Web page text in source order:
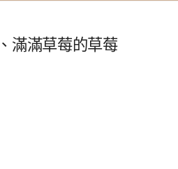
滿滿草莓的草莓